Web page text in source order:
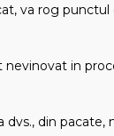
va rog
in
dvs., din